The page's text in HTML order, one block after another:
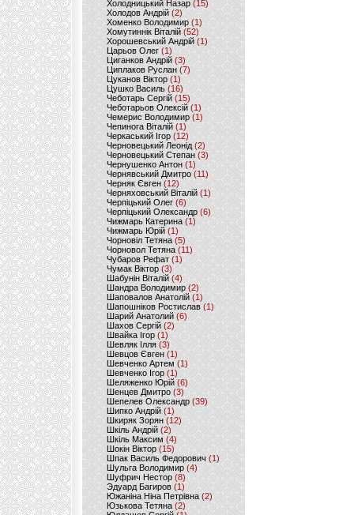
Холодницький Назар(15)
Холодов Андрій (2)
Хоменко Володимир (1)
Хомутиннік Віталій (52)
Хорошевський Андрій (1)
Царьов Олег (1)
Циганков Андрій (3)
Циплаков Руслан(7)
Цуканов Віктор (1)
Цушко Василь (16)
Чеботарь Сергій (15)
Чеботарьов Олексій (1)
Чемерис Володимир (1)
Чепинога Віталій (1)
Черкаський Ігор (12)
Черновецький Леонід(2)
Черновецький Степан (3)
Чернушенко Антон (1)
Чернявський Дмитро(11)
Черняк Євген(12)
Черняховський Віталій (1)
Черпіцький Олег (6)
Черпіцький Олександр (6)
Чижмарь Катерина (1)
Чижмарь Юрій (1)
Чорновіл Тетяна (5)
Чорновол Тетяна (11)
Чубаров Рефат (1)
Чумак Віктор(3)
Шабунін Віталій (4)
Шандра Володимир (2)
Шаповалов Анатолій(1)
Шапошніков Ростислав(1)
Шарий Анатолий(6)
Шахов Сергій(2)
Швайка Ігор (1)
Шевляк Ілля (3)
Шевцов Євген (1)
Шевченко Артем(1)
Шевченко Ігор(1)
Шеляженко Юрій (6)
Шенцев Дмитро (3)
Шепелев Олександр (39)
Шипко Андрій(1)
Шкиряк Зорян(12)
Шкіль Андрій(2)
Шкіль Максим (4)
Шокін Віктор (15)
Шпак Василь Федорович (1)
Шульга Володимир (4)
Шуфрич Нестор(8)
Эдуард Багиров (1)
Южаніна Ніна Петрівна (2)
Юзькова Тетяна(2)